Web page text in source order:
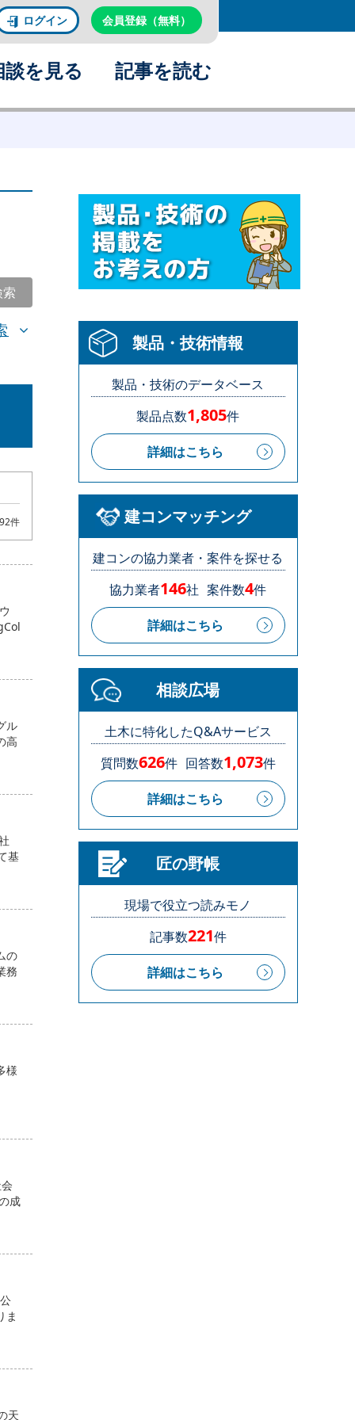
ログイン 会員登録（無料）
談を見る 記事を読む
件
ル
高
基
の
務
様
成
ま
天
製品・技術情報
製品・技術のデータベース
製品点数1,805件
詳細はこちら
建コンマッチング
建コンの協力業者・案件を探せる
協力業者146社 案件数4件
詳細はこちら
相談広場
土木に特化したQ&Aサービス
質問数626件 回答数1,073件
詳細はこちら
匠の野帳
現場で役立つ読みモノ
記事数221件
詳細はこちら